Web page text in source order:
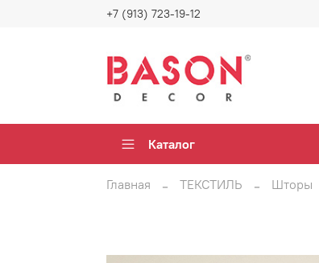
+7 (913) 723-19-12
Каталог
Главная ТЕКСТИЛЬ Шторы